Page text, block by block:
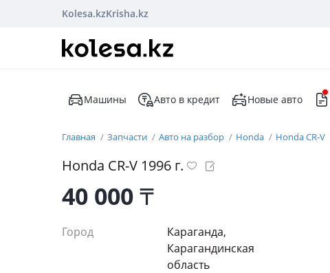
Kolesa.kzKrisha.kz
Машины Авто в кредит Новые авто
Главная Запчасти Авто на разбор Honda Honda CR-V
Honda CR-V 1996 г.
40 000₸
Город
Караганда,
Карагандинская
область